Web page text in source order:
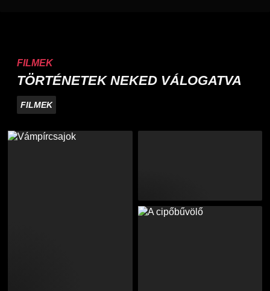
FILMEK
TÖRTÉNETEK NEKED VÁLOGATVA
FILMEK